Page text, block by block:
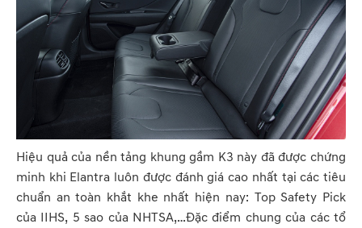
Hiệu quả của nền tảng khung gầm K3 này đã được chứng
minh khi Elantra luôn được đánh giá cao nhất tại các tiêu
chuẩn an toàn khắt khe nhất hiện nay: Top Safety Pick
của IIHS, 5 sao của NHTSA,…Đặc điểm chung của các tổ